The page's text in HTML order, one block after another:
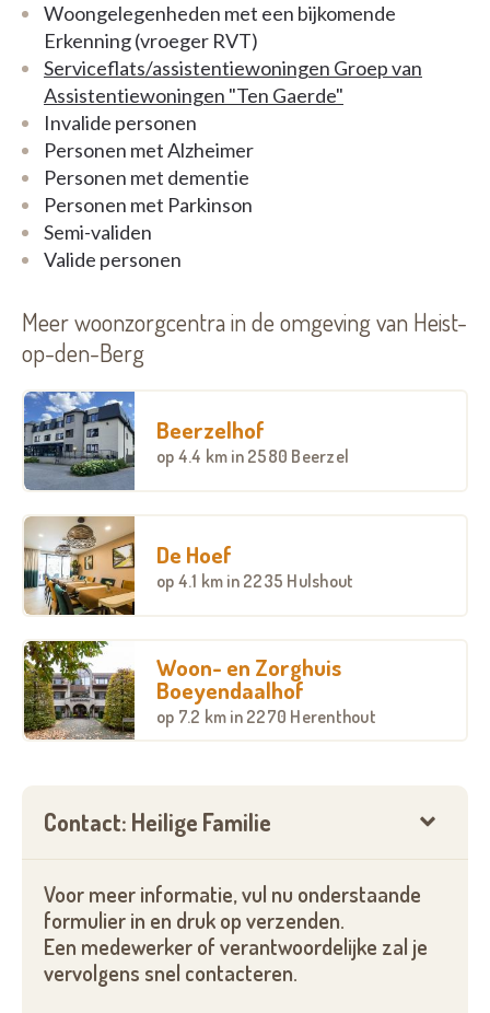
Woongelegenheden met een bijkomende
Erkenning (vroeger RVT)
Serviceflats/assistentiewoningen Groep van
Assistentiewoningen "Ten Gaerde"
Invalide personen
Personen met Alzheimer
Personen met dementie
Personen met Parkinson
Semi-validen
Valide personen
Meer woonzorgcentra in de omgeving van Heist-
op-den-Berg
Beerzelhof
op 4.4 km in 2580 Beerzel
De Hoef
op 4.1 km in 2235 Hulshout
Woon- en Zorghuis
Boeyendaalhof
op 7.2 km in 2270 Herenthout
Contact: Heilige Familie
Voor meer informatie, vul nu onderstaande
formulier in en druk op verzenden.
Een medewerker of verantwoordelijke zal je
vervolgens snel contacteren.